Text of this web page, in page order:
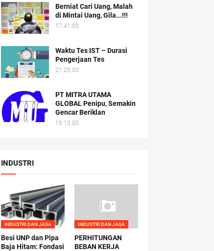
Berniat Cari Uang, Malah
di Mintai Uang, Gila...!!!
17.41.00
Waktu Tes IST – Durasi
Pengerjaan Tes
21.20.00
PT MITRA UTAMA
GLOBAL Penipu, Semakin
Gencar Beriklan
19.10.00
INDUSTRI
INDUSTRI DAN JASA
Besi UNP dan Pipa
Baja Hitam: Fondasi
INDUSTRI DAN JASA
PERHITUNGAN
BEBAN KERJA